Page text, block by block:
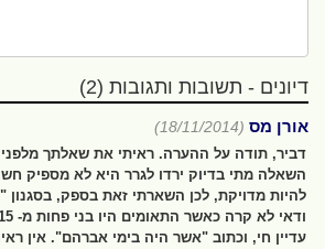
דיונים - תשובות ותגובות (2)
אורן מס (18/11/2014)
דביר, תודה על ההערה. ראיתי את שאלתך מלפני
השאלה מתי בדיוק ירדו לגרר היא לא מספיק
להיות מדויקת, לכן השארתי זאת בספק, בסגנון
ודאי
עדיין חי, וכתוב "אשר היה בימי אברהם". אין ראיה